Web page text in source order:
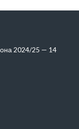
2024/25 — 14